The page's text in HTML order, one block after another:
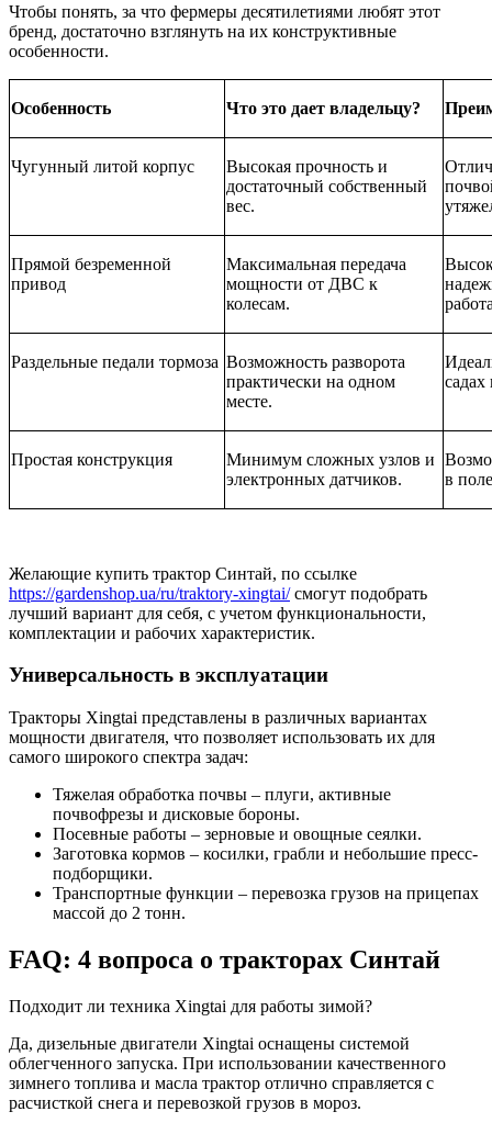
Чтобы понять, за что фермеры десятилетиями любят этот
бренд, достаточно взглянуть на их конструктивные
особенности.
Особенность Что это дает владельцу?
Чугунный литой корпус
Высокая прочность и
достаточный собственный
вес.
Прямой безременной
привод
Максимальная передача
мощности от ДВС к
колесам.
Раздельные педали тормоза Возможность разворота
практически на одном
месте.
садах
Простая конструкция
Минимум сложных узлов и
электронных датчиков.
в
Желающие купить трактор Синтай, по ссылке
https://gardenshop.ua/ru/traktory-xingtai/смогут подобрать
лучший вариант для себя, с учетом функциональности,
комплектации и рабочих характеристик.
Универсальность в эксплуатации
Тракторы Xingtai представлены в различных вариантах
мощности двигателя, что позволяет использовать их для
самого широкого спектра задач:
Тяжелая обработка почвы – плуги, активные
почвофрезы и дисковые бороны.
Посевные работы – зерновые и овощные сеялки.
Заготовка кормов – косилки, грабли и небольшие пресс-
подборщики.
Транспортные функции – перевозка грузов на прицепах
массой до 2 тонн.
FAQ: 4 вопроса о тракторах Синтай
Подходит ли техника Xingtai для работы зимой?
Да, дизельные двигатели Xingtai оснащены системой
облегченного запуска. При использовании качественного
зимнего топлива и масла трактор отлично справляется с
расчисткой снега и перевозкой грузов в мороз.